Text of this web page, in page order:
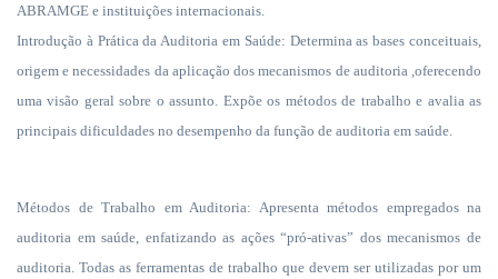
ABRAMGE e instituições internacionais.
Introdução à Prática da Auditoria em Saúde: Determina as bases conceituais,
origem e necessidades da aplicação dos mecanismos de auditoria ,oferecendo
uma visão geral sobre o assunto. Expõe os métodos de trabalho e avalia as
principais dificuldades no desempenho da função de auditoria em saúde.
Métodos de Trabalho em Auditoria: Apresenta métodos empregados na
auditoria em saúde, enfatizando as ações “pró-ativas” dos mecanismos de
auditoria. Todas as ferramentas de trabalho que devem ser utilizadas por um